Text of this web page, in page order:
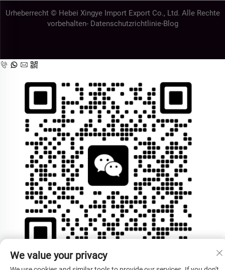
Urheberrecht © Hebei Xingye Import Export Co., Ltd. Alle Rechte
vorbehalten- Datenschutzrichtlinie-Blog
We value your privacy